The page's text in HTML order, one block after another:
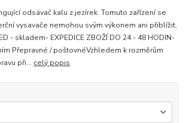
odsávač kalu z jezírek. Tomuto zařízení se
vysavače nemohou svým výkonem ani přiblížit,
- skladem- EXPEDICE ZBOŽÍ DO 24 - 48 HODIN-
Přepravné / poštovnéVzhledem k rozměrům
při... celý popis